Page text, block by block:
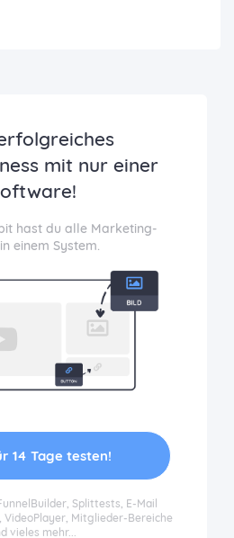
mit nur einer
hast du alle Marketing-
einem System.
14 Tage testen!
Splittests, E-Mail
VideoPlayer, Mitglieder-Bereiche
vieles mehr...